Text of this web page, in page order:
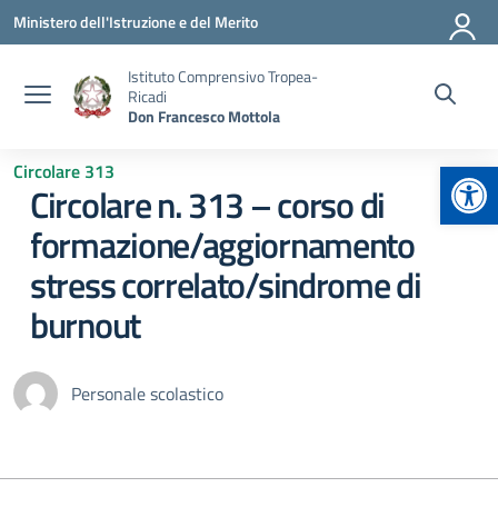
Vai ai contenuti
Vai al menu di navigazione
Vai al footer
Ministero dell'Istruzione e del Merito
Istituto Comprensivo Tropea-
Ricadi
Don Francesco Mottola
Circolare 313
Circolare n. 313 – corso di
formazione/aggiornamento
stress correlato/sindrome di
burnout
Personale scolastico